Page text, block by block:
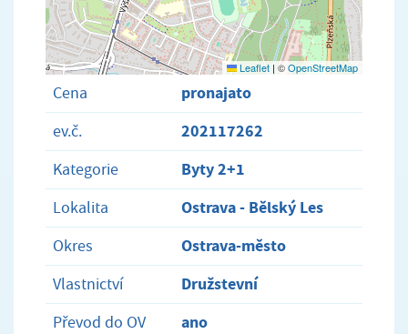
Leaflet |©OpenStreetMap
Cena pronajato
ev.č. 202117262
Kategorie Byty 2+1
Lokalita Ostrava - Bělský Les
Okres Ostrava-město
Vlastnictví Družstevní
Převod do OV ano